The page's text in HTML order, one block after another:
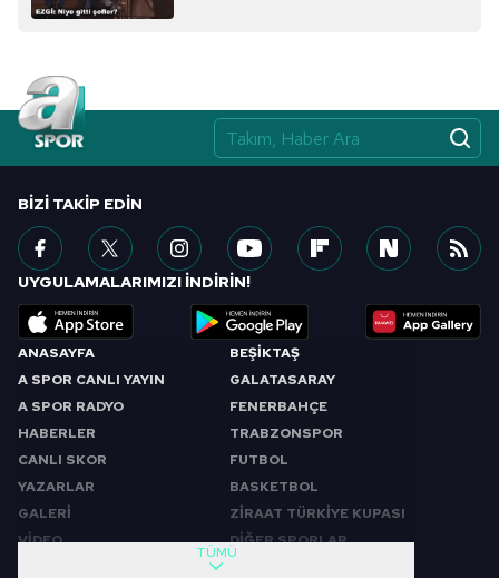
ANASAYFA
A SPOR CANLI YAYIN
A SPOR RADYO
HABERLER
CANLI SKOR
YAZARLAR
GALERİ
VİDEO
BEŞİKTAŞ
GALATASARAY
FENERBAHÇE
TRABZONSPOR
FUTBOL
BASKETBOL
ZİRAAT TÜRKİYE KUPASI
DİĞER SPORLAR
TÜMÜ
BIZI TAKIP EDIN
UYGULAMALARIMIZI İNDİRİN!